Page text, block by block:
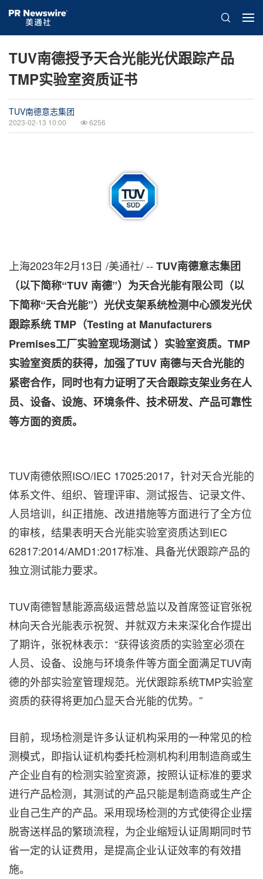
TUV南德授予天合光能光伏跟踪产品
TMP实验室资质证书
TUV南德意志集团
2023-02-13 10:00 6256
上海2023年2月13日 /美通社/ -- TUV南德意志集团
（以下简称“TUV 南德”）为天合光能有限公司（以
下简称“天合光能”） 光伏支架系统检测中心颁发光伏
跟踪系统TMP （Testing at Manufacturers
Premises工厂实验室现场测试 ）实验室资质。 TMP
实验室资质的获得，加强了TUV 南德与天合光能的
紧密合作，同时也有力证明了天合跟踪支架业务在人
员、设备、设施、环境条件、技术研发、产品可靠性
等方面的资质。
TUV南德依照ISO/IEC 17025:2017，针对天合光能的
体系文件、组织、管理评审、测试报告、记录文件、
人员培训，纠正措施、改进措施等方面进行了全方位
的审核，结果表明天合光能实验室资质达到IEC
62817:2014/AMD1:2017标准、具备光伏跟踪产品的
独立测试能力要求。
TUV南德智慧能源高级运营总监以及首席签证官张祝
林向天合光能表示祝贺、并就双方未来深化合作提出
了期许，张祝林表示：“获得该资质的实验室必须在
人员、设备、设施与环境条件等方面全面满足TUV南
德的外部实验室管理规范。 光伏跟踪系统TMP实验室
资质的获得将更加凸显天合光能的优势。”
目前，现场检测是许多认证机构采用的一种常见的检
测模式，即指认证机构委托检测机构利用制造商或生
产企业自有的检测实验室资源，按照认证标准的要求
进行产品检测，其测试的产品只能是制造商或生产企
业自己生产的产品。采用现场检测的方式使得企业摆
脱寄送样品的繁琐流程，为企业缩短认证周期同时节
省一定的认证费用，是提高企业认证效率的有效措
施。